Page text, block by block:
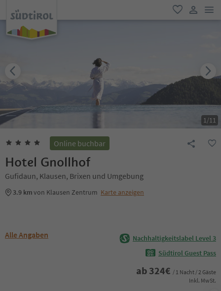
favorit
user link
1/11
Online buchbar
Hotel Gnollhof
Gufidaun, Klausen, Brixen und Umgebung
3.9 kmvon Klausen Zentrum Karte anzeigen
Alle Angaben
Nachhaltigkeitslabel Level 3
Südtirol Guest Pass
ab 324€ / 1 Nacht / 2 Gäste
Inkl. MwSt.